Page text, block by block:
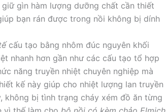
gìn hàm lượng dưỡng chất cần thiết
bạn rán được trong nồi không bị dính
cấu tạo bằng nhôm đúc nguyên khối
nhanh hơn gần như các cấu tạo tổ hợp
năng truyền nhiệt chuyên nghiệp mà
kế này giúp cho nhiệt lượng lan truyền
không bị tình trạng cháy xém đồ ăn từng